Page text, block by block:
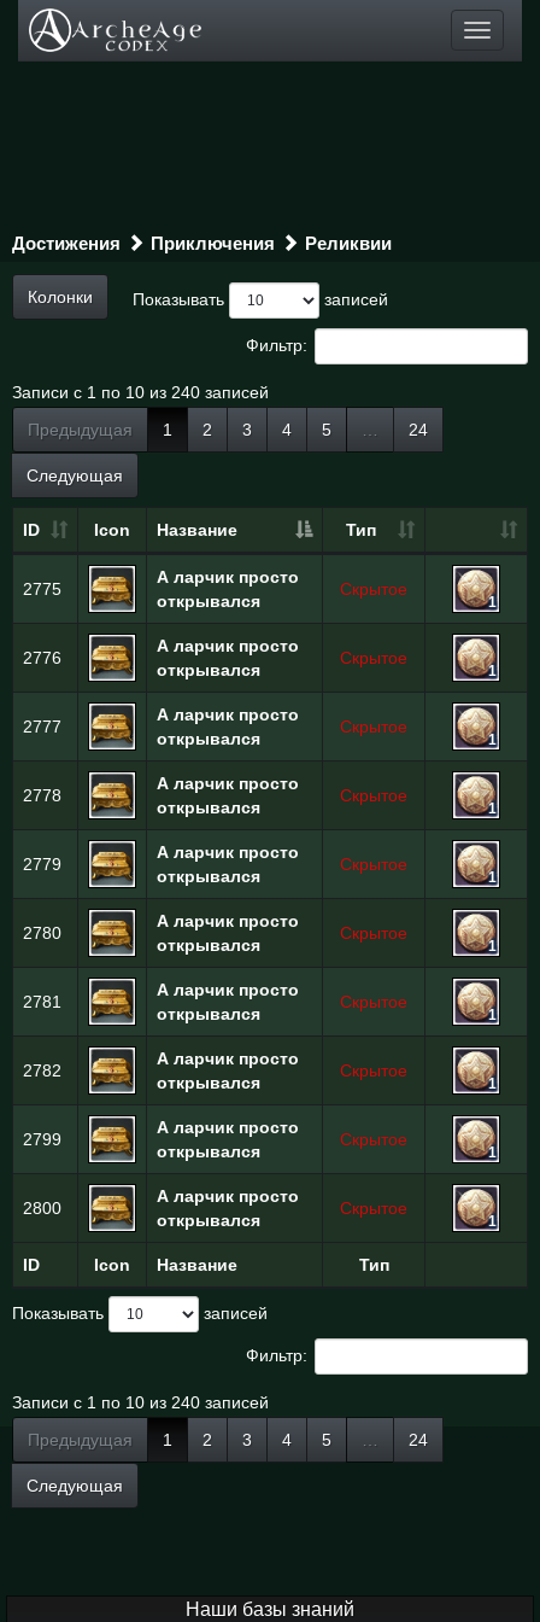
Toggle
Достижения Приключения Реликвии
Колонки Показывать записей
Фильтр:
Записи с 1 по 10 из 240 записей
Предыдущая
1 2 3 4 5 24
Следующая
ID Icon Название Тип
ID Icon Название Тип
2775
А ларчик просто
открывался
Скрытое
1
2776
А ларчик просто
открывался
Скрытое
1
2777
А ларчик просто
открывался
Скрытое
1
2778
А ларчик просто
открывался
Скрытое
1
2779
А ларчик просто
открывался
Скрытое
1
2780
А ларчик просто
открывался
Скрытое
1
2781
А ларчик просто
открывался
Скрытое
1
2782
А ларчик просто
открывался
Скрытое
1
2799
А ларчик просто
открывался
Скрытое
1
2800
А ларчик просто
открывался
Скрытое
1
Показывать записей
Фильтр:
Записи с 1 по 10 из 240 записей
Предыдущая
1 2 3 4 5 24
Следующая
Наши базы знаний